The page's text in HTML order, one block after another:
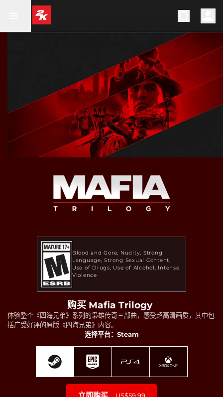
Blood and Gore Nudity Strong
Language Strong Sexual Content
Use of Drugs
Use of Alcohol
Intense
Violence
购买 Mafia Trilogy
体验整个《四海兄弟》系列的枭雄传奇三部曲，感受超高清画质，其中包
括广受好评的原版《四海兄弟》内容。
选择平台：Steam